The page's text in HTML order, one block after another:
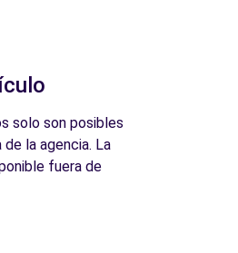
solo son posibles
la agencia. La
fuera de